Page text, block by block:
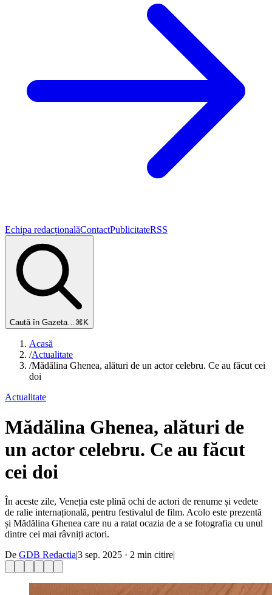
Echipa redacționalăContactPublicitateRSS
Caută în Gazeta…⌘K
Acasă
/Actualitate
/Mădălina Ghenea, alături de un actor celebru. Ce au făcut cei
doi
Actualitate
Mădălina Ghenea, alături de
un actor celebru. Ce au făcut
cei doi
În aceste zile, Veneția este plină ochi de actori de renume și vedete
de ralie internațională, pentru festivalul de film. Acolo este prezentă
și Mădălina Ghenea care nu a ratat ocazia de a se fotografia cu unul
dintre cei mai râvniți actori.
De GDB Redactia|3 sep. 2025 · 2 min citire|